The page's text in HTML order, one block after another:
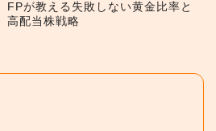
FPが教える失敗しない黄金比率と
高配当株戦略